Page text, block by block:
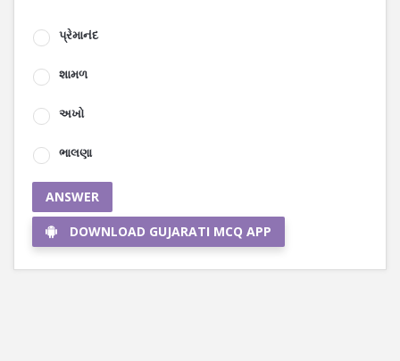
પ્રેમાનંદ
શામળ
અખો
ભાલણા
ANSWER
DOWNLOAD GUJARATI MCQ APP